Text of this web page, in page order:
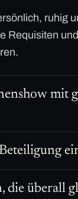
ruhig
Requisiten
mit
die überall